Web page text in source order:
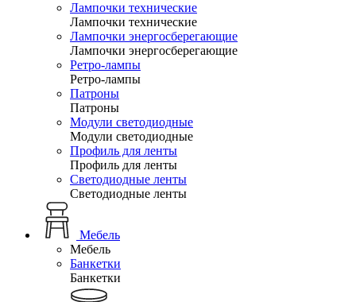
Лампочки технические
Лампочки технические
Лампочки энергосберегающие
Лампочки энергосберегающие
Ретро-лампы
Ретро-лампы
Патроны
Патроны
Модули светодиодные
Модули светодиодные
Профиль для ленты
Профиль для ленты
Светодиодные ленты
Светодиодные ленты
Мебель
Мебель
Банкетки
Банкетки